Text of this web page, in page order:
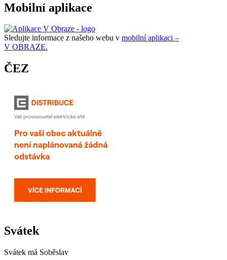
Mobilní aplikace
Sledujte informace z našeho webu v mobilní aplikaci –
V OBRAZE.
ČEZ
Svátek
Svátek má Soběslav